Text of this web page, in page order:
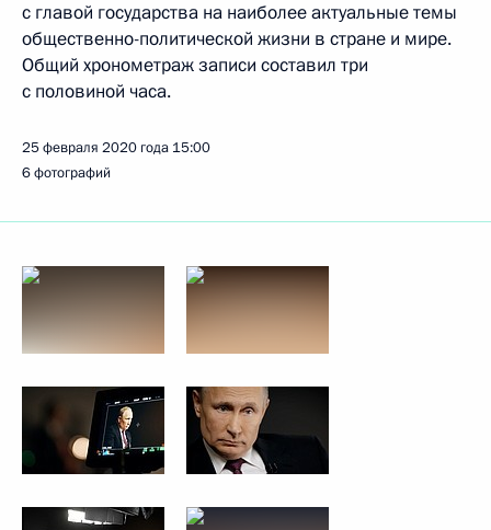
с главой государства на наиболее актуальные темы
общественно-политической жизни в стране и мире.
Общий хронометраж записи составил три
с половиной часа.
25 февраля 2020 года 15:00
6 фотографий